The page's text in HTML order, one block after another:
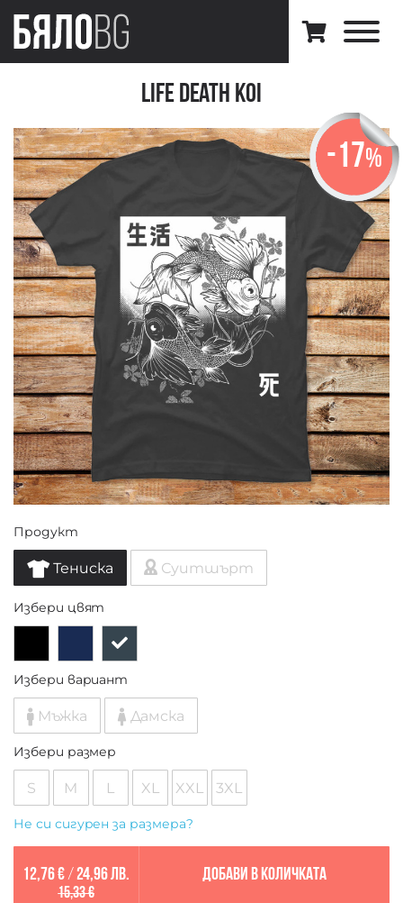
Life Death Koi
-17%
Продукт
Тениска Суитшърт
Избери цвят
Избери вариант
Мъжка Дамска
Избери размер
S M L XL XXL 3XL
Не си сигурен за размера?
12,76 €/ 24,96 лв.
15,33 €
Добави в количката